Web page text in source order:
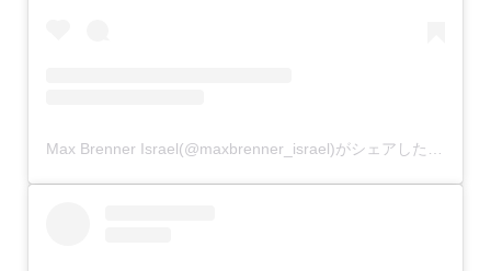
Max Brenner Israel(@maxbrenner_israel)がシェアした投稿